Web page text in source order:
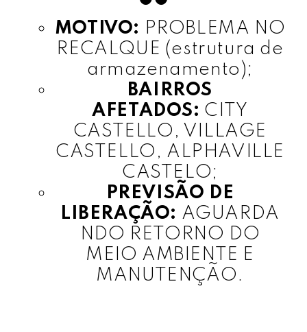
MOTIVO: PROBLEMA NO
RECALQUE (estrutura de
armazenamento);
BAIRROS
AFETADOS: CITY
CASTELLO, VILLAGE
CASTELLO, ALPHAVILLE
CASTELO;
PREVISÃO DE
LIBERAÇÃO: AGUARDA
NDO RETORNO DO
MEIO AMBIENTE E
MANUTENÇÃO.